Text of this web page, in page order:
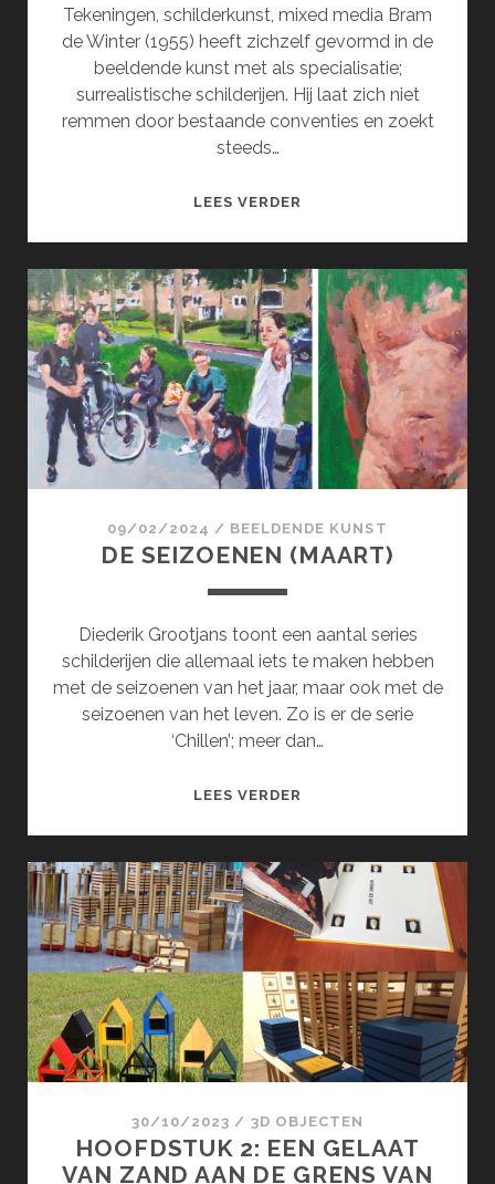
Tekeningen, schilderkunst, mixed media Bram
de Winter (1955) heeft zichzelf gevormd in de
beeldende kunst met als specialisatie;
surrealistische schilderijen. Hij laat zich niet
remmen door bestaande conventies en zoekt
steeds…
LEES VERDER
JAAR
!
(APRIL)
09/02/2024 / BEELDENDE KUNST
DE SEIZOENEN (MAART)
Diederik Grootjans toont een aantal series
schilderijen die allemaal iets te maken hebben
met de seizoenen van het jaar, maar ook met de
seizoenen van het leven. Zo is er de serie
‘Chillen’; meer dan…
LEES VERDER
30/10/2023 / 3D OBJECTEN
HOOFDSTUK 2: EEN GELAAT
VAN ZAND AAN DE GRENS VAN